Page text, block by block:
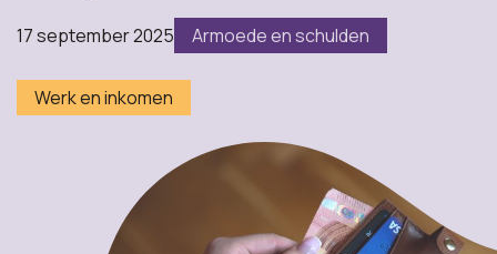
17 september 2025 Armoede en schulden
Werk en inkomen